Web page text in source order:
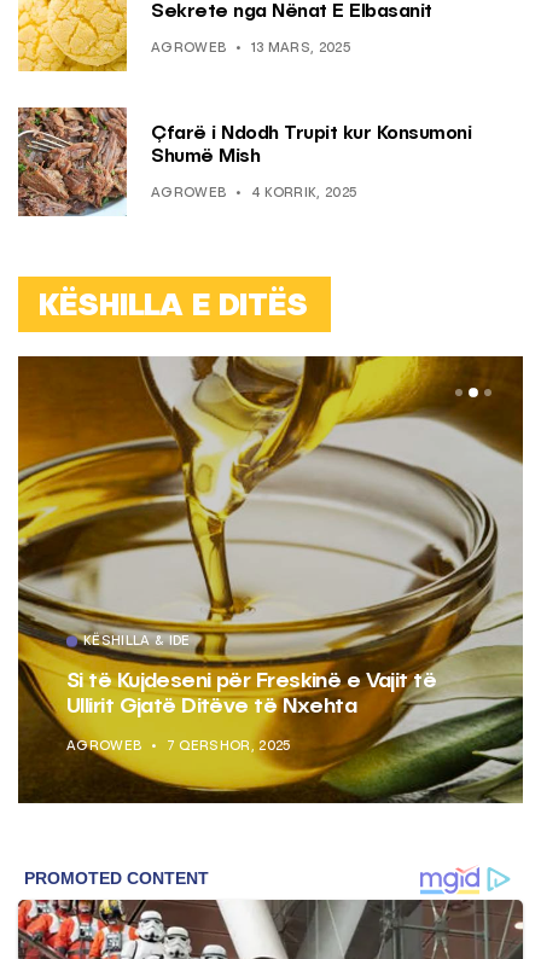
Sekrete nga Nënat E Elbasanit
AGROWEB 13 MARS, 2025
Çfarë i Ndodh Trupit kur Konsumoni
Shumë Mish
AGROWEB 4 KORRIK, 2025
KËSHILLA E DITËS
KËSHILLA & IDE
Si të Kujdeseni për Freskinë e Vajit të
Ullirit Gjatë Ditëve të Nxehta
AGROWEB 7 QERSHOR, 2025